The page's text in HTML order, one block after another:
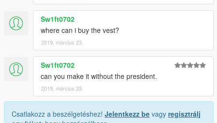
Sw1ft0702
where can i buy the vest?
2019. március 23.
Sw1ft0702
can you make it without the president.
2019. március 23.
Csatlakozz a beszélgetéshez! Jelentkezz be vagy regisztrálj